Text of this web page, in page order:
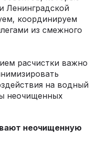
Ленинградской
координируем
из смежного
расчистки важно
на водный
неочищенных
неочищенную